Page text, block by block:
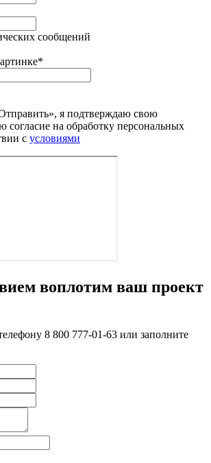
сообщений
*
я подтверждаю свою
согласие на обработку персональных
с условиями
воплотим ваш проект
8 800 777-01-63 или заполните